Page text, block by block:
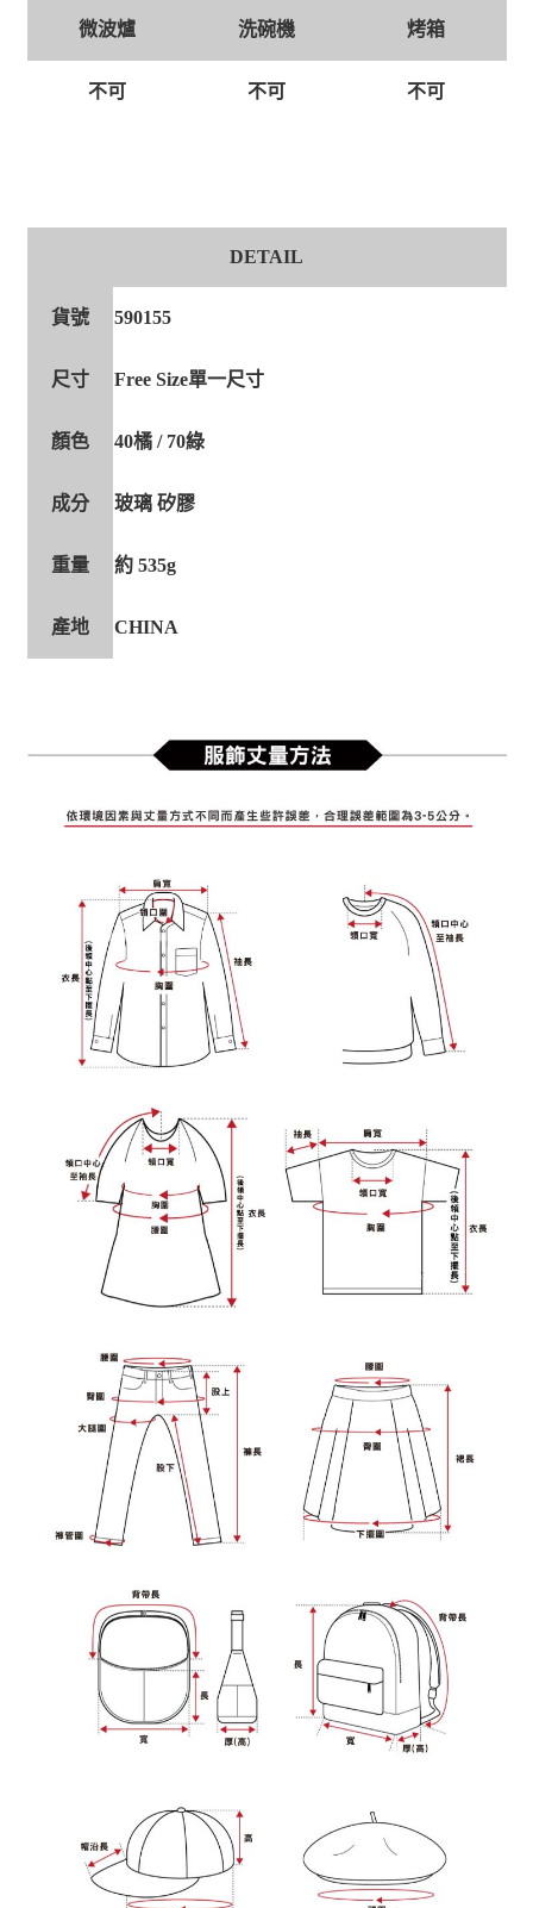
微波爐
洗碗機 烤箱
不可 不可 不可
DETAIL
貨號 590155
尺寸 Free Size單一尺寸
顏色 40橘 / 70綠
成分 玻璃 矽膠
重量 約 535g
產地 CHINA